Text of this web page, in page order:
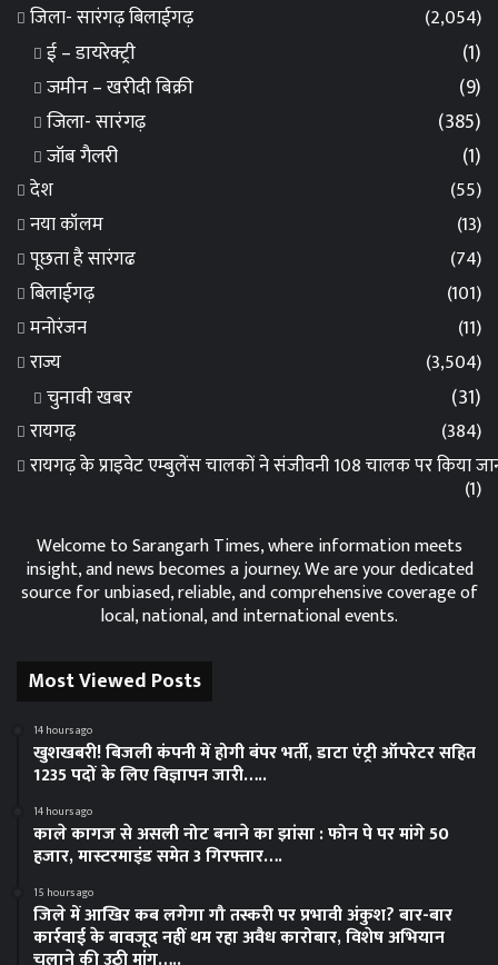
जिला- सारंगढ़ बिलाईगढ़
(2,054)
ई – डायरेक्ट्री
(1)
जमीन – खरीदी बिक्री
(9)
जिला- सारंगढ़
(385)
जॉब गैलरी
(1)
देश
(55)
नया कॉलम
(13)
पूछता है सारंगढ
(74)
बिलाईगढ़
(101)
मनोरंजन
(11)
राज्य
(3,504)
चुनावी खबर (31)
रायगढ़
(384)
रायगढ़ के प्राइवेट एम्बुलेंस चालकों ने संजीवनी 108 चालक पर किया
(1)
Welcome to Sarangarh Times, where information meets
insight, and news becomes a journey. We are your dedicated
source for unbiased, reliable, and comprehensive coverage of
local, national, and international events.
Most Viewed Posts
14 hours ago
खुशखबरी! बिजली कंपनी में होगी बंपर भर्ती, डाटा एंट्री ऑपरेटर सहित
1235 पदों के लिए विज्ञापन जारी…..
14 hours ago
काले कागज से असली नोट बनाने का झांसा : फोन पे पर मांगे 50
हजार, मास्टरमाइंड समेत 3 गिरफ्तार….
15 hours ago
जिले में आखिर कब लगेगा गौ तस्करी पर प्रभावी अंकुश? बार-बार
कार्रवाई के बावजूद नहीं थम रहा अवैध कारोबार, विशेष अभियान